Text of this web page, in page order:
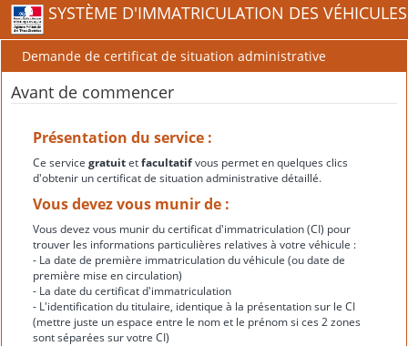
SYSTÈME D'IMMATRICULATION DES VÉHICULES
Demande de certificat de situation administrative
Avant de commencer
Présentation du service :
Ce service gratuitetfacultatifvous permet en quelques clics
d'obtenir un certificat de situation administrative détaillé.
Vous devez vous munir de :
Vous devez vous munir du certificat d'immatriculation (CI) pour
trouver les informations particulières relatives à votre véhicule :
- La date de première immatriculation du véhicule (ou date de
première mise en circulation)
- La date du certificat d'immatriculation
- L'identification du titulaire, identique à la présentation sur le CI
(mettre juste un espace entre le nom et le prénom si ces 2 zones
sont séparées sur votre CI)